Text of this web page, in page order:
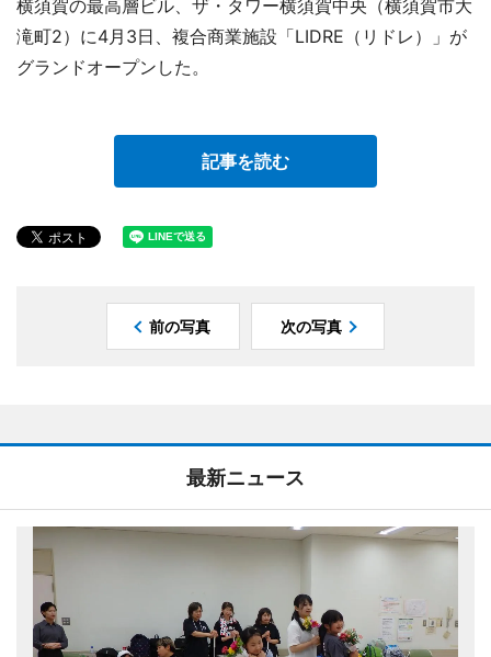
横須賀の最高層ビル、ザ・タワー横須賀中央（横須賀市大
滝町2）に4月3日、複合商業施設「LIDRE（リドレ）」が
グランドオープンした。
記事を読む
前の写真 次の写真
最新ニュース